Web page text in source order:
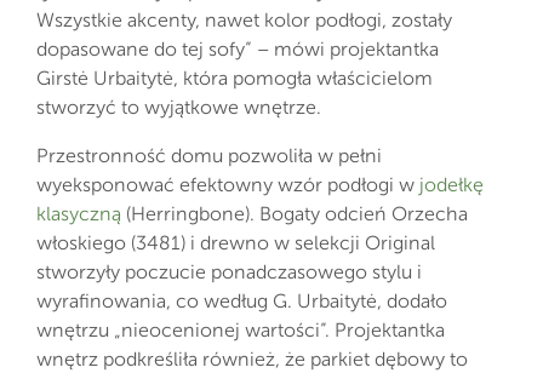
Wszystkie akcenty, nawet kolor podłogi, zostały
dopasowane do tej sofy” – mówi projektantka
Girstė Urbaitytė, która pomogła właścicielom
stworzyć to wyjątkowe wnętrze.
Przestronność domu pozwoliła w pełni
wyeksponować efektowny wzór podłogi w jodełkę
klasyczną (Herringbone). Bogaty odcień Orzecha
włoskiego (3481) i drewno w selekcji Original
stworzyły poczucie ponadczasowego stylu i
wyrafinowania, co według G. Urbaitytė, dodało
wnętrzu „nieocenionej wartości”. Projektantka
wnętrz podkreśliła również, że parkiet dębowy to